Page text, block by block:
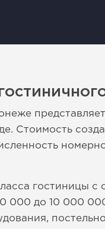
Стоимость
гостиницы
000 до 10 000